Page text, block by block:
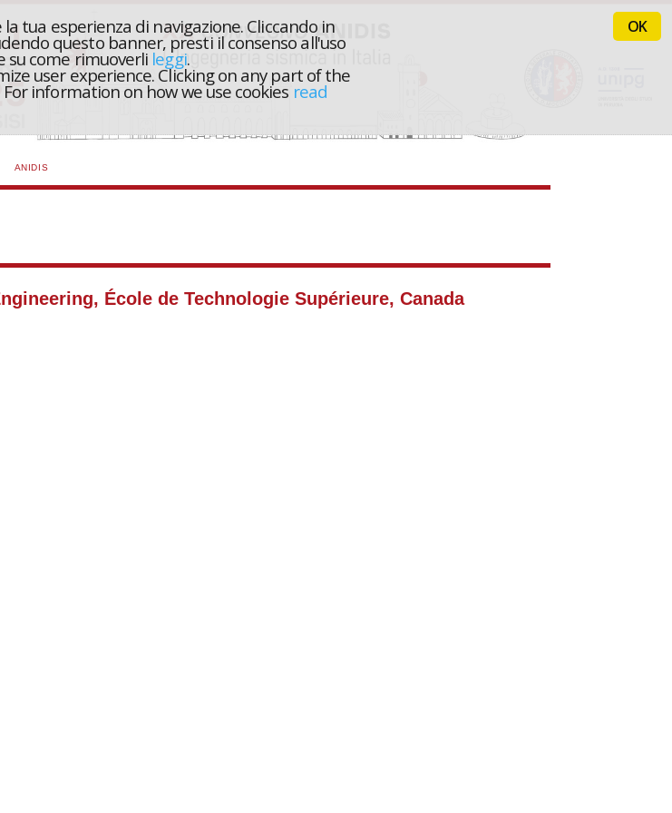
tua esperienza di navigazione. Cliccando in
questo banner, presti il consenso all'uso
su come rimuoverli leggi.
user experience. Clicking on any part of the
information on how we use cookies read
OK
ANIDIS
École de Technologie Supérieure, Canada